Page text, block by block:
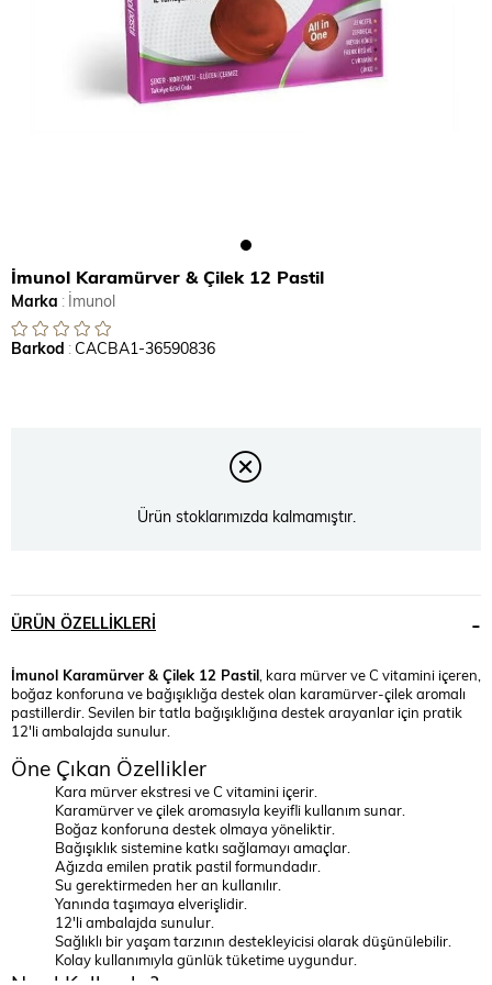
İmunol Karamürver & Çilek 12 Pastil
Marka : İmunol
Barkod :CACBA1-36590836
Ürün stoklarımızda kalmamıştır.
ÜRÜN ÖZELLIKLERI
İmunol Karamürver & Çilek 12 Pastil , kara mürver ve C vitamini içeren,
boğaz konforuna ve bağışıklığa destek olan karamürver-çilek aromalı
pastillerdir. Sevilen bir tatla bağışıklığına destek arayanlar için pratik
12'li ambalajda sunulur.
Öne Çıkan Özellikler
Kara mürver ekstresi ve C vitamini içerir.
Karamürver ve çilek aromasıyla keyifli kullanım sunar.
Boğaz konforuna destek olmaya yöneliktir.
Bağışıklık sistemine katkı sağlamayı amaçlar.
Ağızda emilen pratik pastil formundadır.
Su gerektirmeden her an kullanılır.
Yanında taşımaya elverişlidir.
12'li ambalajda sunulur.
Sağlıklı bir yaşam tarzının destekleyicisi olarak düşünülebilir.
Kolay kullanımıyla günlük tüketime uygundur.